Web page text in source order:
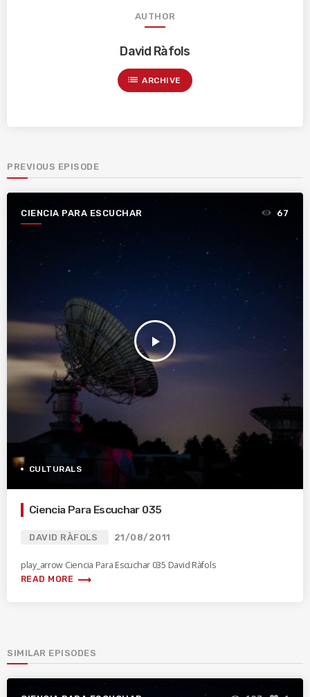
AUTHOR
David Ràfols
list ARCHIVE
PREVIOUS EPISODE
CIENCIA PARA ESCUCHAR
play_arrow
67
CULTURALS
Ciencia Para Escuchar 035
DAVID RÀFOLS 21/08/2011
play_arrow Ciencia Para Escuchar 035 David Ràfols
READ MORE trending_flat
SIMILAR EPISODES